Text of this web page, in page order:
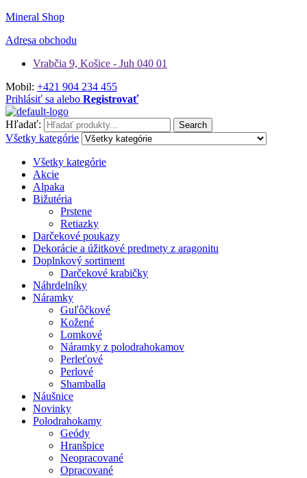
Mineral Shop
Adresa obchodu
Vrabčia 9, Košice - Juh 040 01
Mobil: +421 904 234 455
Prihlásiť sa alebo Registrovať
Hľadať: Search
Všetky kategórie
Všetky kategórie
Akcie
Alpaka
Bižutéria
Prstene
Retiazky
Darčekové poukazy
Dekorácie a úžitkové predmety z aragonitu
Doplnkový sortiment
Darčekové krabičky
Náhrdelníky
Náramky
Guľôčkové
Kožené
Lomkové
Náramky z polodrahokamov
Perleťové
Perlové
Shamballa
Náušnice
Novinky
Polodrahokamy
Geódy
Hranšpice
Neopracované
Opracované